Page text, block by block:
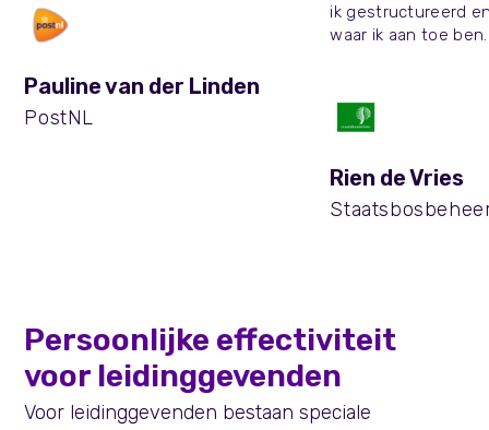
Pauline van der Linden
PostNL
ik gestructureerd
waar ik aan toe ben.
Rien de Vries
Persoonlijke effectiviteit
voor leidinggevenden
Voor leidinggevenden bestaan speciale